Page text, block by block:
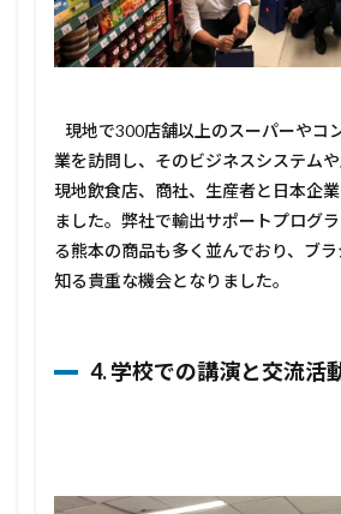
現地で300店舗以上のスーパーやコ
業を訪問し、そのビジネスシステム
現地飲食店、商社、生産者と日本企
ました。弊社で輸出サポートプログ
る熊本の商品も多く並んでおり、ブ
知る貴重な機会となりました。
4. 学校での講演と交流活